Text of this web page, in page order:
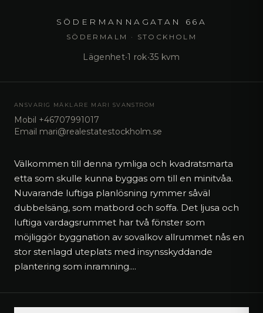
SÖDERMANNAGATAN 66A
SÖDERMALM · STOCKHOLM
Lägenhet•1 rok•35 kvm
ANSVARIG MÄKLARE MARI SVANSTRÖM
Mobil +46707991017
Email mari@realestatestockholm.se
Välkommen till denna rymliga och kvadratsmarta
etta som skulle kunna byggas om till en minitvåa.
Nuvarande luftiga planlösning rymmer såväl
dubbelsäng, som matbord och soffa. Det ljusa och
luftiga vardagsrummet har två fönster som
möjliggör byggnation av sovalkov allrummet nås en
stor stenlagd uteplats med insynsskyddande
plantering som inramning....